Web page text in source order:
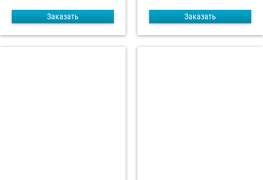
Заказать Заказать